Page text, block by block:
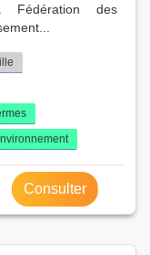
Fédération des
Consulter